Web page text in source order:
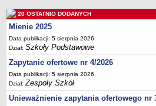
Zarządzenia
Kontrole
Rejestry, ewidencje, archiwa
Sprawozdania
Deklaracja dostępności
PORADNIE PSYCHOLOGICZNO-PEDAGOGICZNE
Zespół Poradni
20 OSTATNIO DODANYCH
Mienie 2025
Data publikacji: 5 sierpnia 2026
Dział:Szkoły Podstawowe
Zapytanie ofertowe nr 4/2026
Data publikacji: 5 sierpnia 2026
Dział:Zespoły Szkół
Unieważnienie zapytania ofertowego nr